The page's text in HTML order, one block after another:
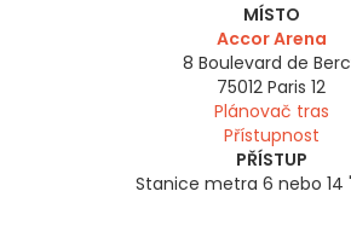
MÍSTO
Accor Arena
8 Boulevard de
75012 Paris 12
Plánovač tras
Přístupnost
PŘÍSTUP
Stanice metra 6 nebo 14